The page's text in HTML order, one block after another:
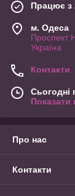
Працює з
м. Одеса
Проспект
Україна
Контакти
Сьогодні
Показати
Про нас
Контакти